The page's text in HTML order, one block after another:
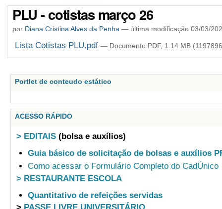
PLU - cotistas março 26
por Diana Cristina Alves da Penha— última modificação03/03/
Lista Cotistas PLU.pdf — Documento PDF, 1.14 MB
Portlet de conteudo estático
ACESSO RÁPIDO
> EDITAIS (bolsa e auxílios)
Guia básico de solicitação de bolsas e auxílios
Como acessar o Formulário Completo do CadÚnico
> RESTAURANTE ESCOLA
Quantitativo de refeições servidas